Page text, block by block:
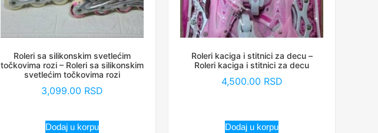
Roleri sa silikonskim svetlećim
točkovima rozi – Roleri sa silikonskim
svetlećim točkovima rozi
3,099.00 RSD
Dodaj u korpu
Roleri kaciga i stitnici za decu –
Roleri kaciga i stitnici za decu
4,500.00 RSD
Dodaj u korpu